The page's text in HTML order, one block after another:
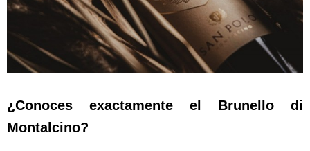
¿Conoces exactamente el Brunello di
Montalcino?